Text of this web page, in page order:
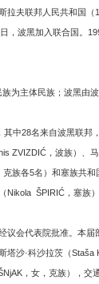
拉夫联邦人民共和国
，波黑加入联合国。
为主体民族；波黑由
中28名来自波黑联邦
ZVIZDIĆ，波族）、
族各5名）和塞族共
Nikola ŠPIRIĆ，塞族
议会代表院批准。本
沙·科沙拉茨（
，女，克族），交